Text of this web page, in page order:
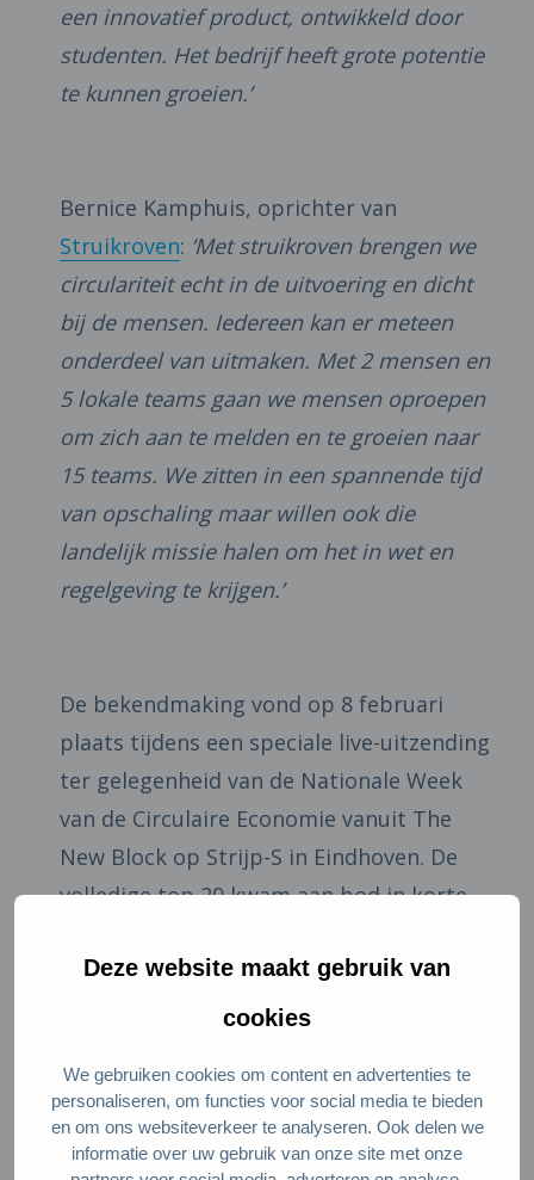
Deze website maakt gebruik van
cookies
We gebruiken cookies om content en advertenties te
personaliseren, om functies voor social media te bieden
en om ons websiteverkeer te analyseren. Ook delen we
informatie over uw gebruik van onze site met onze
een innovatief product, ontwikkeld door
studenten. Het bedrijf heeft grote potentie
te kunnen groeien.’
Bernice Kamphuis, oprichter van
Struikroven: ‘Met struikroven brengen we
circulariteit echt in de uitvoering en dicht
bij de mensen. Iedereen kan er meteen
onderdeel van uitmaken. Met 2 mensen en
5 lokale teams gaan we mensen oproepen
om zich aan te melden en te groeien naar
15 teams. We zitten in een spannende tijd
van opschaling maar willen ook die
landelijk missie halen om het in wet en
regelgeving te krijgen.’
De bekendmaking vond op 8 februari
plaats tijdens een speciale live-uitzending
ter gelegenheid van de Nationale Week
van de Circulaire Economie vanuit The
New Block op Strijp-S in Eindhoven. De
volledige top 20 kwam aan bod in korte
hadden opgenomen. De vijf beste
inzendingen mochten hun innovaties
stellen. Op basis daarvan is de
uiteindelijke winnaar kozen. Tijdens de
uitzending kreeg het publiek de kans om